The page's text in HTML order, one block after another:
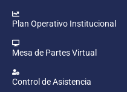
Plan Operativo Institucional
Mesa de Partes Virtual
Control de Asistencia